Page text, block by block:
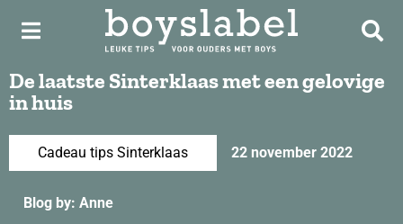
De laatste Sinterklaas met een gelovige
in huis
Cadeau tips Sinterklaas 22 november 2022
Blog by: Anne